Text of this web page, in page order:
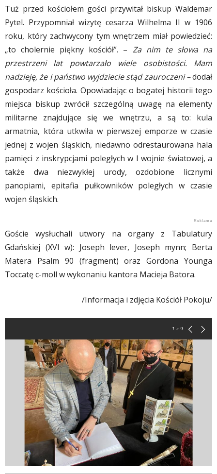
Tuż przed kościołem gości przywitał biskup Waldemar
Pytel. Przypomniał wizytę cesarza Wilhelma II w 1906
roku, który zachwycony tym wnętrzem miał powiedzieć:
„to cholernie piękny kościół”. – Za nim te słowa na
przestrzeni lat powtarzało wiele osobistości. Mam
nadzieję, że i państwo wyjdziecie stąd zauroczeni –dodał
gospodarz kościoła. Opowiadając o bogatej historii tego
miejsca biskup zwrócił szczególną uwagę na elementy
militarne znajdujące się we wnętrzu, a są to: kula
armatnia, która utkwiła w pierwszej emporze w czasie
jednej z wojen śląskich, niedawno odrestaurowana hala
pamięci z inskrypcjami poległych w I wojnie światowej, a
także dwa niezwykłej urody, ozdobione licznymi
panopiami, epitafia pułkowników poległych w czasie
wojen śląskich.
Goście wysłuchali utwory na organy z Tabulatury
Gdańskiej (XVI w): Joseph lever, Joseph mynn; Berta
Matera Psalm 90 (fragment) oraz Gordona Younga
Toccatę c-moll w wykonaniu kantora Macieja Batora.
/Informacja i zdjęcia Kościół Pokoju/
1 z 9